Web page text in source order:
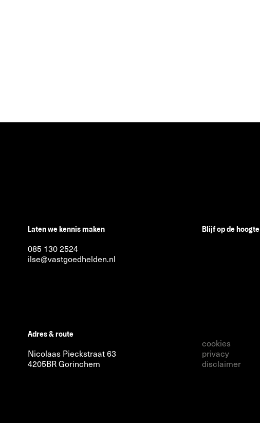
Laten we kennis maken
085 130 2524
ilse@vastgoedhelden.nl
Adres & route
Nicolaas Pieckstraat 63
4205BR Gorinchem
Blijf op de hoogte
cookies
privacy
disclaimer